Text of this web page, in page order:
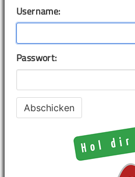
Username:
Passwort: